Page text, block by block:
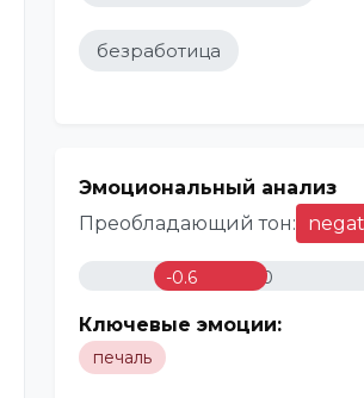
безработица
Эмоциональный анализ
Преобладающий тон:
0
-0.6
Ключевые эмоции:
печаль